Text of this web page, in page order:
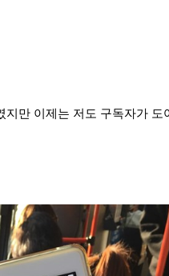
만 이제는 저도 구독자가 도